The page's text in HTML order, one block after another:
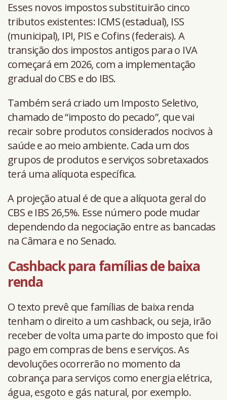
Esses novos impostos substituirão cinco
tributos existentes: ICMS (estadual), ISS
(municipal), IPI, PIS e Cofins (federais). A
transição dos impostos antigos para o IVA
começará em 2026, com a implementação
gradual do CBS e do IBS.
Também será criado um Imposto Seletivo,
chamado de “imposto do pecado”, que vai
recair sobre produtos considerados nocivos à
saúde e ao meio ambiente. Cada um dos
grupos de produtos e serviços sobretaxados
terá uma alíquota específica.
A projeção atual é de que a alíquota geral do
CBS e IBS 26,5%. Esse número pode mudar
dependendo da negociação entre as bancadas
na Câmara e no Senado.
Cashback para famílias de baixa
renda
O texto prevê que famílias de baixa renda
tenham o direito a um cashback, ou seja, irão
receber de volta uma parte do imposto que foi
pago em compras de bens e serviços. As
devoluções ocorrerão no momento da
cobrança para serviços como energia elétrica,
água, esgoto e gás natural, por exemplo.